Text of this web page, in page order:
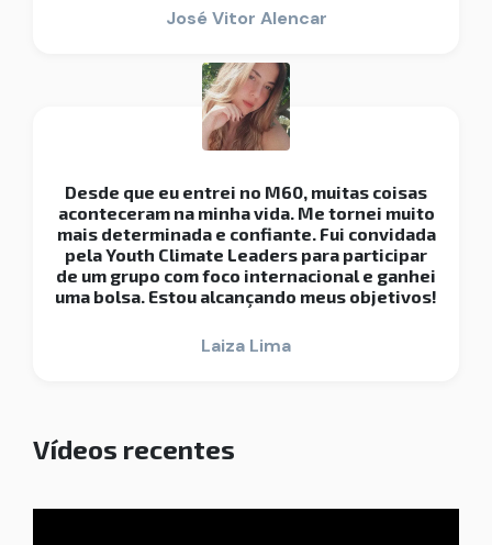
José Vitor Alencar
Desde que eu entrei no M60, muitas coisas
aconteceram na minha vida. Me tornei muito
mais determinada e confiante. Fui convidada
pela Youth Climate Leaders para participar
de um grupo com foco internacional e ganhei
uma bolsa. Estou alcançando meus objetivos!
Laiza Lima
Vídeos recentes